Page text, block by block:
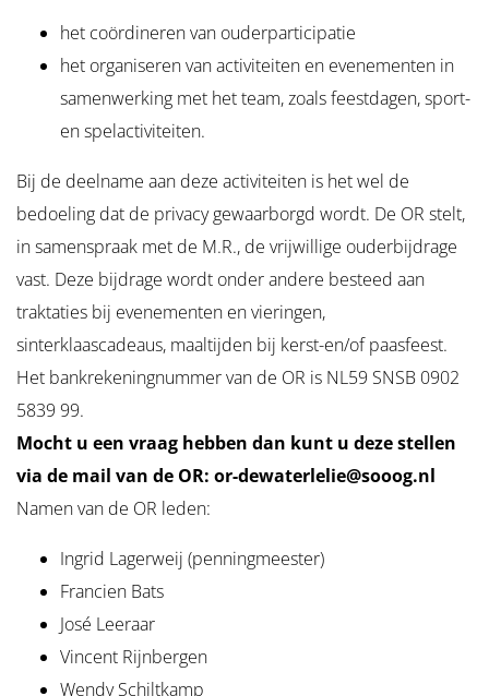
het coördineren van ouderparticipatie
het organiseren van activiteiten en evenementen in
samenwerking met het team, zoals feestdagen, sport-
en spelactiviteiten.
Bij de deelname aan deze activiteiten is het wel de
bedoeling dat de privacy gewaarborgd wordt. De OR stelt,
in samenspraak met de M.R., de vrijwillige ouderbijdrage
vast. Deze bijdrage wordt onder andere besteed aan
traktaties bij evenementen en vieringen,
sinterklaascadeaus, maaltijden bij kerst-en/of paasfeest.
Het bankrekeningnummer van de OR is NL59 SNSB 0902
5839 99.
Mocht u een vraag hebben dan kunt u deze stellen
via de mail van de OR: or-dewaterlelie@sooog.nl
Namen van de OR leden:
Ingrid Lagerweij (penningmeester)
Francien Bats
José Leeraar
Vincent Rijnbergen
Wendy Schiltkamp